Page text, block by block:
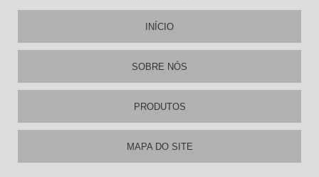
INÍCIO
SOBRE NÓS
PRODUTOS
MAPA DO SITE